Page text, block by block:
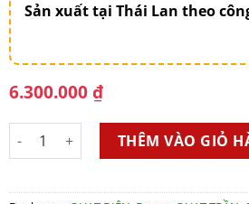
Sản xuất tại Thái Lan theo
6.300.000₫
Quạt trần 5 cánh Benny BF-C52LUX,
THÊM VÀO GIỎ